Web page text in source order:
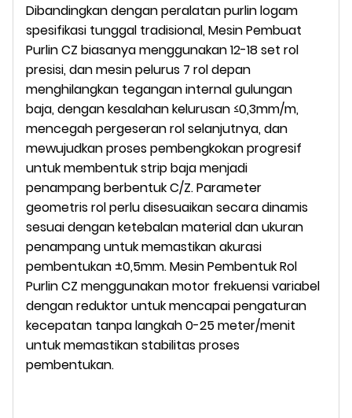
Dibandingkan dengan peralatan purlin logam
spesifikasi tunggal tradisional, Mesin Pembuat
Purlin CZ biasanya menggunakan 12-18 set rol
presisi, dan mesin pelurus 7 rol depan
menghilangkan tegangan internal gulungan
baja, dengan kesalahan kelurusan ≤0,3mm/m,
mencegah pergeseran rol selanjutnya, dan
mewujudkan proses pembengkokan progresif
untuk membentuk strip baja menjadi
penampang berbentuk C/Z. Parameter
geometris rol perlu disesuaikan secara dinamis
sesuai dengan ketebalan material dan ukuran
penampang untuk memastikan akurasi
pembentukan ±0,5mm. Mesin Pembentuk Rol
Purlin CZ menggunakan motor frekuensi variabel
dengan reduktor untuk mencapai pengaturan
kecepatan tanpa langkah 0-25 meter/menit
untuk memastikan stabilitas proses
pembentukan.